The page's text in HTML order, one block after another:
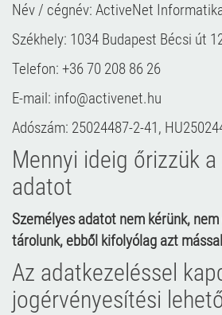
Név / cégnév: ActiveNet
Székhely: 1034 Budapest Bécsi út
Telefon: +36 70 208 86 26
E-mail: info@activenet.hu
Adószám: 25024487-2-41,
Mennyi ideig őrizzük
adatot
Személyes adatot nem kérünk,
tárolunk, ebből kifolyólag azt
Az adatkezeléssel
jogérvényesítési